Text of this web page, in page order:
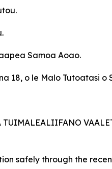
Samoa Aoao.
18, o le Malo Tutoatasi o
safely through the